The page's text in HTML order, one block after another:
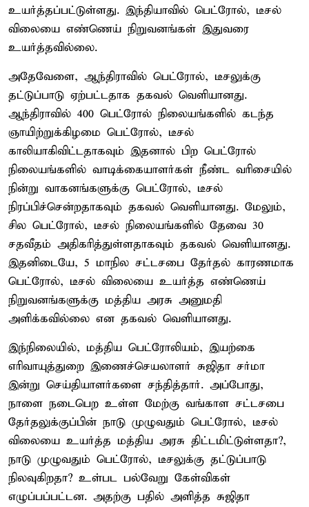
உயர்த்தப்பட்டுள்ளது. இந்தியாவில் பெட்ரோல், டீசல்
விலையை எண்ணெய் நிறுவனங்கள் இதுவரை
உயர்த்தவில்லை.
அதேவேளை, ஆந்திராவில் பெட்ரோல், டீசலுக்கு
தட்டுப்பாடு ஏற்பட்டதாக தகவல் வெளியானது.
ஆந்திராவில் 400 பெட்ரோல் நிலையங்களில் கடந்த
ஞாயிற்றுக்கிழமை பெட்ரோல், டீசல்
காலியாகிவிட்டதாகவும் இதனால் பிற பெட்ரோல்
நிலையங்களில் வாடிக்கையாளர்கள் நீண்ட வரிசையில்
நின்று வாகனங்களுக்கு பெட்ரோல், டீசல்
நிரப்பிச்சென்றதாகவும் தகவல் வெளியானது. மேலும்,
சில பெட்ரோல், டீசல் நிலையங்களில் தேவை 30
சதவீதம் அதிகரித்துள்ளதாகவும் தகவல் வெளியானது.
இதனிடையே, 5 மாநில சட்டசபை தேர்தல் காரணமாக
பெட்ரோல், டீசல் விலையை உயர்த்த எண்ணெய்
நிறுவனங்களுக்கு மத்திய அரசு அனுமதி
அளிக்கவில்லை என தகவல் வெளியானது.
இந்நிலையில், மத்திய பெட்ரோலியம், இயற்கை
எரிவாயுத்துறை இணைச்செயலாளர் சுஜிதா சர்மா
இன்று செய்தியாளர்களை சந்தித்தார். அப்போது,
நாளை நடைபெற உள்ள மேற்கு வங்காள சட்டசபை
தேர்தலுக்குப்பின் நாடு முழுவதும் பெட்ரோல், டீசல்
விலையை உயர்த்த மத்திய அரசு திட்டமிட்டுள்ளதா?,
நாடு முழுவதும் பெட்ரோல், டீசலுக்கு தட்டுப்பாடு
நிலவுகிறதா? உள்பட பல்வேறு கேள்விகள்
எழுப்பப்பட்டன. அதற்கு பதில் அளித்த சுஜிதா